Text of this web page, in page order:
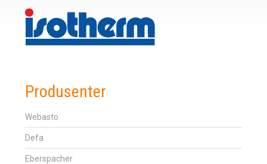
Produsenter
Webasto
Defa
Eberspacher